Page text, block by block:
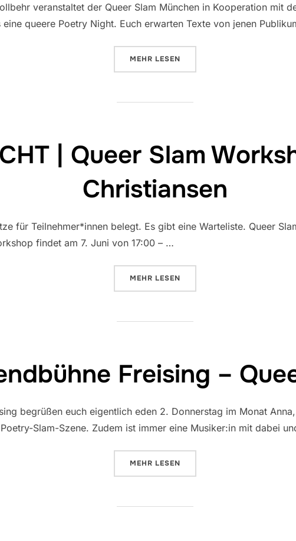
veranstaltet der Queer Slam München in Kooperation mit
eine queere Poetry Night. Euch erwarten Texte von jenen
MEHR ÜBER „DIEBÜHNE: QUEER POETRY
LESEN
| Queer Slam
Christiansen
für Teilnehmer*innen belegt. Es gibt eine Warteliste. Queer
findet am 7. Juni von 17:00 – …
MEHR ÜBER „AUSGEBUCHT | QUEER
LESEN
Freising –
begrüßen euch eigentlich eden 2. Donnerstag im Monat
Slam-Szene. Zudem ist immer eine Musiker:in mit dabei
MEHR ÜBER „FEIERABENDBÜHNE
LESEN